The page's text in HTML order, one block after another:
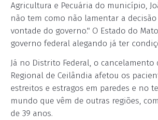
Agricultura e Pecuária do município,
não tem como não lamentar a
vontade do governo." O Estado do
governo federal alegando já ter
Já no Distrito Federal, o
Regional de Ceilândia afetou os
estreitos e estragos em paredes e no
mundo que vêm de outras regiões,
de 39 anos.